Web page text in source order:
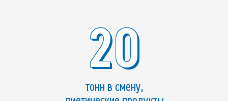
20
тонн в смену,